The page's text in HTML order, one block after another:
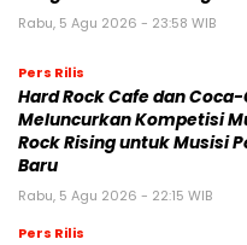
Rabu, 5 Agu 2026 - 23:58 WIB
Pers Rilis
Hard Rock Cafe dan
Meluncurkan Kompetisi
Rock Rising untuk Musisi
Baru
Rabu, 5 Agu 2026 - 22:15 WIB
Pers Rilis